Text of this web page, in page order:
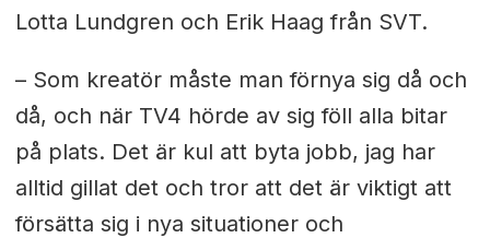
Lotta Lundgren och Erik Haag från SVT.
– Som kreatör måste man förnya sig då och
då, och när TV4 hörde av sig föll alla bitar
på plats. Det är kul att byta jobb, jag har
alltid gillat det och tror att det är viktigt att
försätta sig i nya situationer och